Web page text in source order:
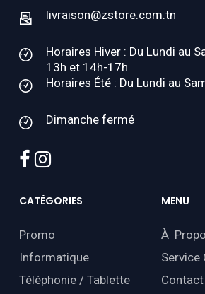
livraison@zstore.com.tn
Horaires Hiver : Du Lundi au
13h et 14h-17h
Horaires Été : Du Lundi au
Dimanche fermé
facebook
instagram
CATÉGORIES
Promo
Informatique
Téléphonie / Tablette
MENU
À
Service
Contact